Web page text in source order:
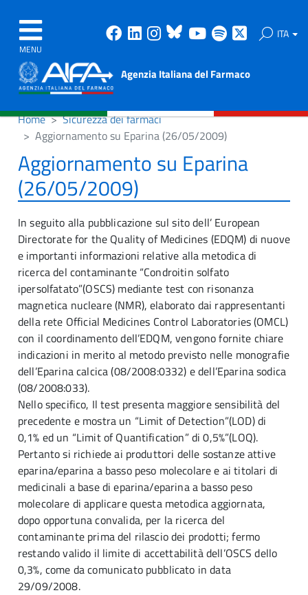
MENU
Facebook
Linkedin
Instagram
Bluesky
Youtube
Spotify ITA
Agenzia Italiana del Farmaco
Home
Sicurezza dei farmaci
Aggiornamento su Eparina (26/05/2009)
Aggiornamento su Eparina
(26/05/2009)
In seguito alla pubblicazione sul sito dell’ European
Directorate for the Quality of Medicines (EDQM) di nuove
e importanti informazioni relative alla metodica di
ricerca del contaminante “Condroitin solfato
ipersolfatato”(OSCS) mediante test con risonanza
magnetica nucleare (NMR), elaborato dai rappresentanti
della rete Official Medicines Control Laboratories (OMCL)
con il coordinamento dell’EDQM, vengono fornite chiare
indicazioni in merito al metodo previsto nelle monografie
dell’Eparina calcica (08/2008:0332) e dell’Eparina sodica
(08/2008:033).
Nello specifico, Il test presenta maggiore sensibilità del
precedente e mostra un “Limit of Detection”(LOD) di
0,1% ed un “Limit of Quantification” di 0,5%”(LOQ).
Pertanto si richiede ai produttori delle sostanze attive
eparina/eparina a basso peso molecolare e ai titolari di
medicinali a base di eparina/eparina a basso peso
molecolare di applicare questa metodica aggiornata,
dopo opportuna convalida, per la ricerca del
contaminante prima del rilascio dei prodotti; fermo
restando valido il limite di accettabilità dell’OSCS dello
0,3%, come da comunicato pubblicato in data
29/09/2008.